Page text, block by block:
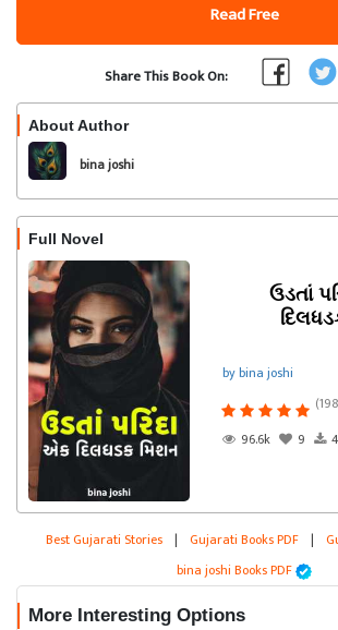
Read Free
Share This Book On:
About Author
bina joshi
Full Novel
ઉડતાં
by bina joshi
96.6k
9
Best Gujarati Stories | Gujarati Books PDF |
bina joshi Books PDF
More Interesting Options